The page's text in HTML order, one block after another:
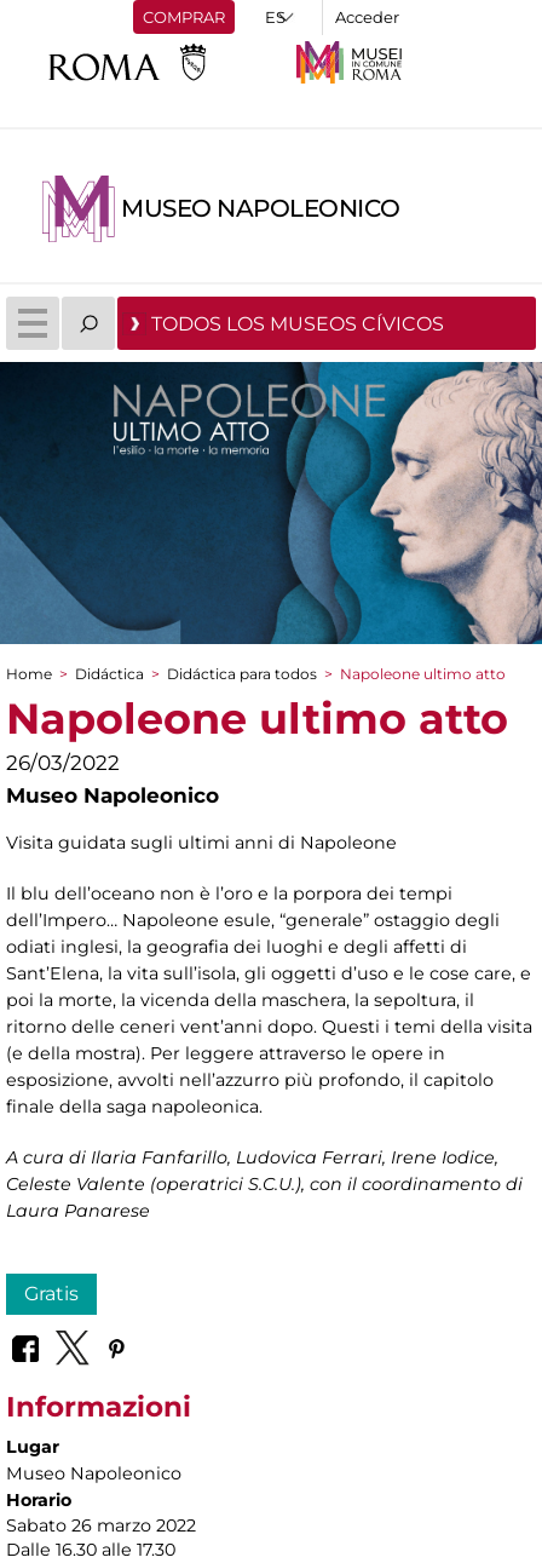
COMPRAR Acceder
MUSEO NAPOLEONICO
TODOS LOS MUSEOS CÍVICOS
You are here
Home > Didáctica > Didáctica para todos > Napoleone ultimo atto
Napoleone ultimo atto
26/03/2022
Museo Napoleonico
Visita guidata sugli ultimi anni di Napoleone
Il blu dell’oceano non è l’oro e la porpora dei tempi
dell’Impero… Napoleone esule, “generale” ostaggio degli
odiati inglesi, la geografia dei luoghi e degli affetti di
Sant’Elena, la vita sull’isola, gli oggetti d’uso e le cose care, e
poi la morte, la vicenda della maschera, la sepoltura, il
ritorno delle ceneri vent’anni dopo. Questi i temi della visita
(e della mostra). Per leggere attraverso le opere in
esposizione, avvolti nell’azzurro più profondo, il capitolo
finale della saga napoleonica.
A cura di Ilaria Fanfarillo, Ludovica Ferrari, Irene Iodice,
Celeste Valente (operatrici S.C.U.), con il coordinamento di
Laura Panarese
Gratis
Informazioni
Lugar
Museo Napoleonico
Horario
Sabato 26 marzo 2022
Dalle 16.30 alle 17.30